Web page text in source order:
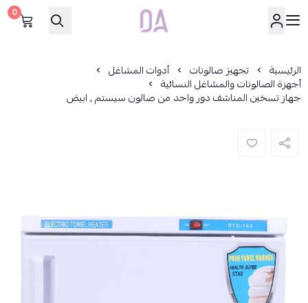
Dar Alamirat
0
الرئيسية تجهيز صالونات أدوات المشاغل
أجهزة الصالونات والمشاغل النسائية
جهاز تسخين المناشف دور واحد من صالون سيستم , ابيض